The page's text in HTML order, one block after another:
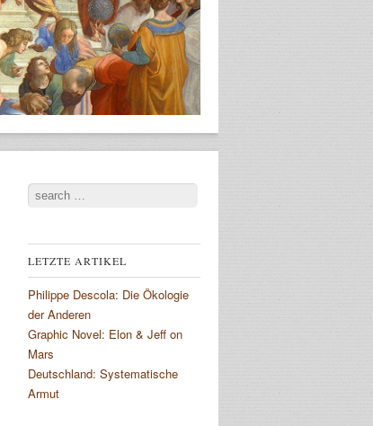
Search
LETZTE ARTIKEL
Philippe Descola: Die Ökologie
der Anderen
Graphic Novel: Elon & Jeff on
Mars
Deutschland: Systematische
Armut